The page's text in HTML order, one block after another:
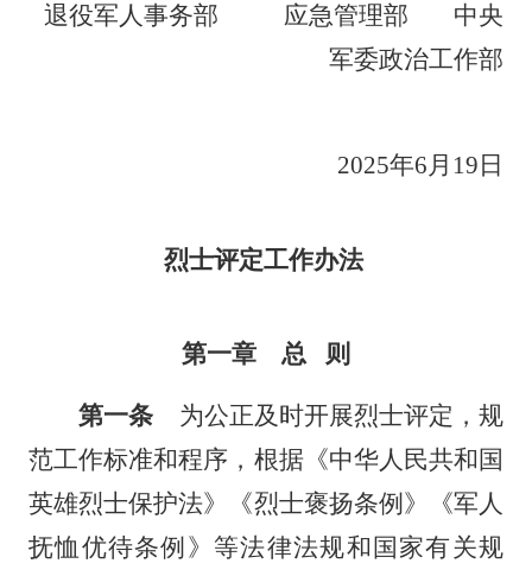
退役军人事务部 应急管理部 中央
军委政治工作部
2025年6月19日
烈士评定工作办法
第一章 总 则
第一条 为公正及时开展烈士评定，规
范工作标准和程序，根据《中华人民共和国
英雄烈士保护法》《烈士褒扬条例》《军人
抚恤优待条例》等法律法规和国家有关规